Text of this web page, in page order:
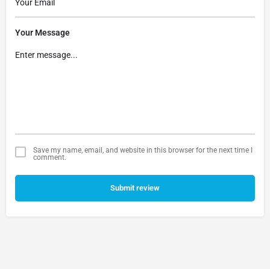
Your Message
Save my name, email, and website in this browser for the next time I
comment.
Submit review